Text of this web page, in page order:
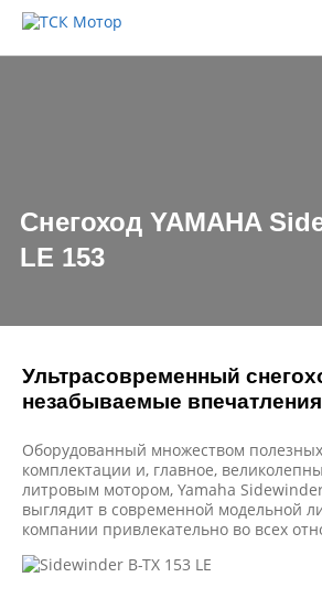
Снегоход YAMAHA
LE 153
Ультрасовременный
незабываемые
Оборудованный множеством
комплектации и, главное,
литровым мотором, Yamaha Sidewinder
выглядит в современной модельной
компании привлекательно во всех